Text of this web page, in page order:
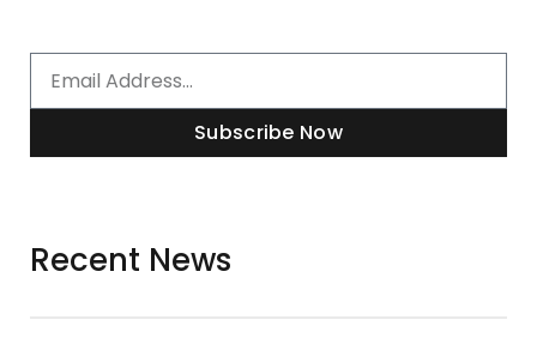
Subscribe Now
Recent News